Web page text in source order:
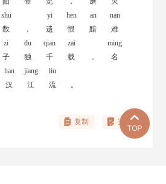
shu
数
，
yi
遗
hen
恨
an
黯
nan
难
zi
子
du
独
qian
千
zai
载
，
ming
名
han
汉
jiang
江
liu
流
。
复制 完善